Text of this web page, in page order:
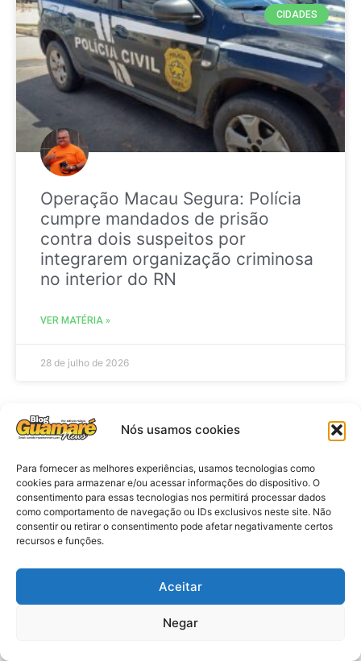
Nós usamos cookies
Para fornecer as melhores experiências, usamos tecnologias como
cookies para armazenar e/ou acessar informações do dispositivo. O
consentimento para essas tecnologias nos permitirá processar dados
como comportamento de navegação ou IDs exclusivos neste site. Não
consentir ou retirar o consentimento pode afetar negativamente certos
recursos e funções.
Aceitar
Negar
CIDADES
Operação Macau Segura: Polícia
cumpre mandados de prisão
contra dois suspeitos por
integrarem organização criminosa
no interior do RN
VER MATÉRIA »
28 de julho de 2026
Agenda: 10ª Mostra Pedagógica